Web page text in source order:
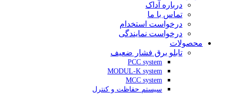
درباره آداک
تماس با ما
درخواست استخدام
درخواست نمایندگی
محصولات
تابلو برق فشار ضعیف
PCC system
MODUL-K system
MCC system
سیستم حفاظت و کنترل